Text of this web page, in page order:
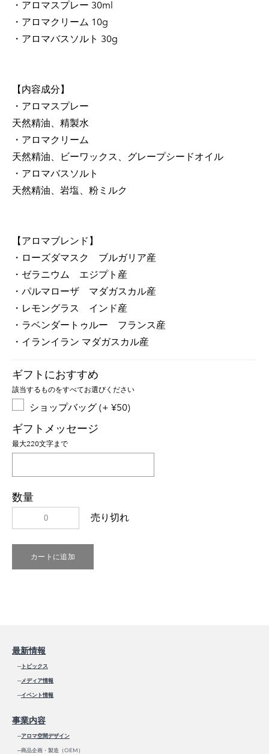
・アロマスプレー 30ml
・アロマクリーム 10g
・アロマバスソルト 30g
【内容成分】
・アロマスプレー
天然精油、精製水
・アロマクリーム
天然精油、ビーワックス、グレープシードオイル
・アロマバスソルト
天然精油、岩塩、粉ミルク
【アロマブレンド】
・ローズダマスク ブルガリア産
・ゼラニウム エジプト産
・パルマローザ マダガスカル産
・レモングラス インド産
・ラベンダートゥルー フランス産
・イランイラン マダガスカル産
ギフトにおすすめ
該当するものをすべてお選びください
ショップバッグ (+ ¥50)
ギフトメッセージ
最大220文字まで
数量
売り切れ
カートに追加
最新情報
─トピックス
─メディア情報
─イベント情報
事業内容
─アロマ空間デザイン
─商品企画・製造（OEM）